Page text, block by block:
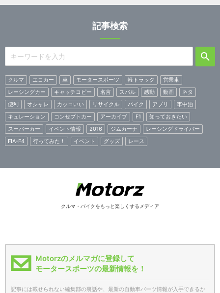
記事検索
クルマ エコカー 車 モータースポーツ 軽トラック
営業車
レーシングカー
キャッチコピー 名言 スバル 感動 動画
ネタ
便利
オシャレ カッコいい リサイクル バイク アプリ
車中泊
キュレーション
コンセプトカー アーカイブ F1
知っておきたい
スーパーカー
イベント情報 2016 ジムカーナ
レーシングドライバー
FIA-F4
行ってみた！ イベント グッズ レース
クルマ・バイクをもっと楽しくするメディア
Motorzのメルマガに登録して
モータースポーツの最新情報を！
記事には載せられない編集部の裏話や、最新の自動車パーツ情報が入手できるか